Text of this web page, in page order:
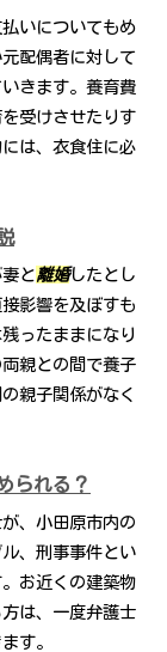
いについてもめ
配偶者に対して
きます。養育費
受けさせたりす
は、衣食住に必
と離婚したとし
影響を及ぼすも
ったままになり
親との間で養子
親子関係がなく
られる？
、小田原市内の
、刑事事件とい
お近くの建築物
は、一度弁護士
す。